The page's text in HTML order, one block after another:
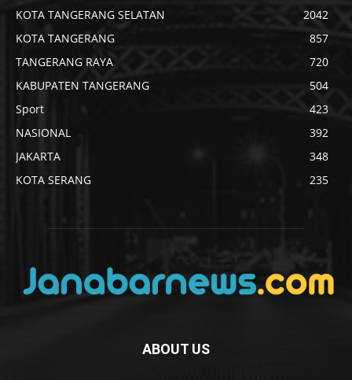
KOTA TANGERANG SELATAN
2042
KOTA TANGERANG
857
TANGERANG RAYA
720
KABUPATEN TANGERANG
504
Sport
423
NASIONAL
392
JAKARTA
348
KOTA SERANG
235
ABOUT US